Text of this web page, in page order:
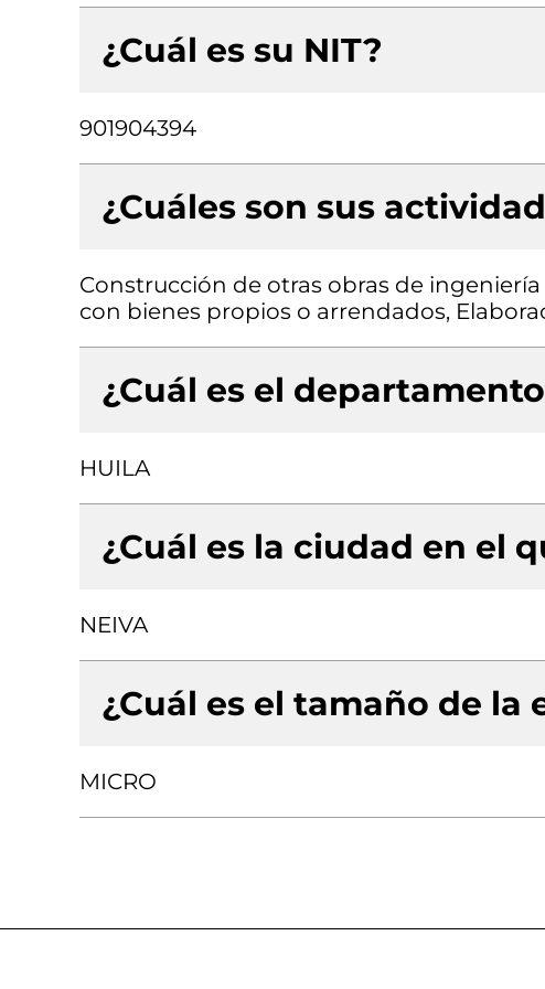
¿Cuál es su NIT?
901904394
¿Cuáles son sus
Construcción de otras obras de
con bienes propios o arrendados,
¿Cuál es el
HUILA
¿Cuál es la ciudad en el
NEIVA
¿Cuál es el tamaño de la
MICRO